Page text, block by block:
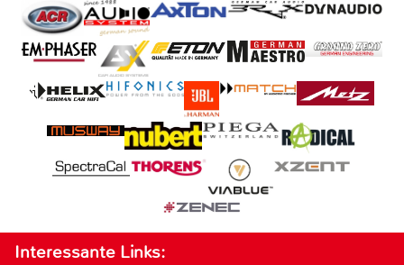
Interessante Links: